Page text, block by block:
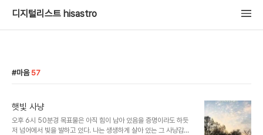
디지털리스트 hisastro
마음 57
햇빛 사냥
오후 6시 50분경 목표물은 아직 힘이 남아 있음을 증명이라도 하듯
저 넘어에서 빛을 발하고 있다. 나는 생생하게 살아 있는 그 사냥감을